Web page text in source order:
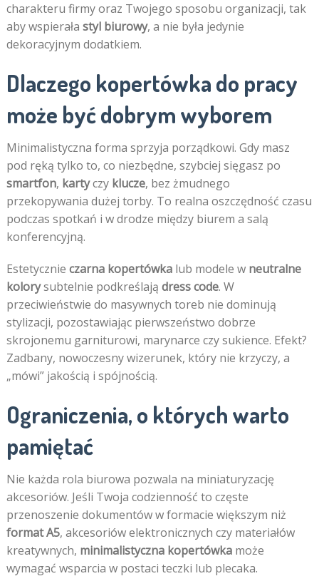
charakteru firmy oraz Twojego sposobu organizacji, tak
aby wspierała styl biurowy, a nie była jedynie
dekoracyjnym dodatkiem.
Dlaczego kopertówka do pracy
może być dobrym wyborem
Minimalistyczna forma sprzyja porządkowi. Gdy masz
pod ręką tylko to, co niezbędne, szybciej sięgasz po
smartfon, kartyczy klucze, bez żmudnego
przekopywania dużej torby. To realna oszczędność czasu
podczas spotkań i w drodze między biurem a salą
konferencyjną.
Estetycznie czarna kopertówkalub modele w neutralne
kolorysubtelnie podkreślają dress code. W
przeciwieństwie do masywnych toreb nie dominują
stylizacji, pozostawiając pierwszeństwo dobrze
skrojonemu garniturowi, marynarce czy sukience. Efekt?
Zadbany, nowoczesny wizerunek, który nie krzyczy, a
„mówi” jakością i spójnością.
Ograniczenia, o których warto
pamiętać
Nie każda rola biurowa pozwala na miniaturyzację
akcesoriów. Jeśli Twoja codzienność to częste
przenoszenie dokumentów w formacie większym niż
format A5, akcesoriów elektronicznych czy materiałów
kreatywnych, minimalistyczna kopertówkamoże
wymagać wsparcia w postaci teczki lub plecaka.